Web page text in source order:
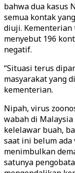
bahwa dua kasus
semua kontak
diuji.
menyebut 196
negatif.
“Situasi terus
masyarakat yang
kementerian.
Nipah, virus
wabah di
kelelawar buah,
saat ini belum
menimbulkan
satunya